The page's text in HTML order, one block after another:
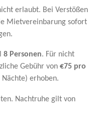
erlaubt. Bei Verstößen
Mietvereinbarung sofort
8 Personen. Für nicht
Gebühr von €75 pro
Nächte) erhoben.
Nachtruhe gilt von